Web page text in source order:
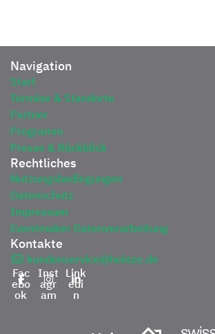
Navigation
Start
Termine & Standorte
Partner
Programm
Presse & Rückblick
Rechtliches
Nutzungsbedingungen
Datenschutz
Impressum
Eventmaker Datenverarbeitung
Kontakte
kundenservice@heinze.de
Fac
ebo
ok
Inst
agr
am
Link
edi
n